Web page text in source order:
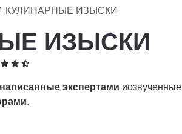
КУЛИНАРНЫЕ ИЗЫСКИ
ИЗЫСКИ
написанные экспертами иозвученные
.